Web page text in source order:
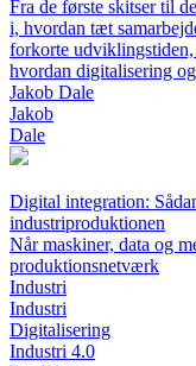
Fra de første skitser til
i, hvordan tæt
forkorte
hvordan digitalisering
Jakob Dale
Jakob
Dale
Digital integration:
industriproduktionen
Når maskiner, data og
produktionsnetværk
Industri
Industri
Digitalisering
Industri 4.0